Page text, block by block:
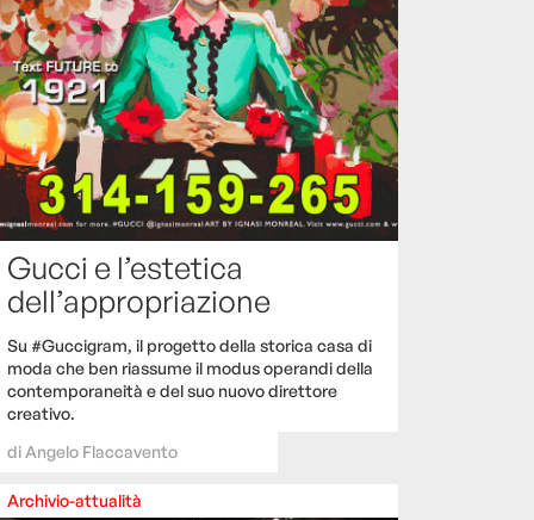
Gucci e l’estetica
dell’appropriazione
Su #Guccigram, il progetto della storica casa di
moda che ben riassume il modus operandi della
contemporaneità e del suo nuovo direttore
creativo.
di Angelo Flaccavento
Archivio-attualità